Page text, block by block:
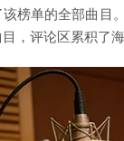
榜单的全部曲目
，评论区累积了